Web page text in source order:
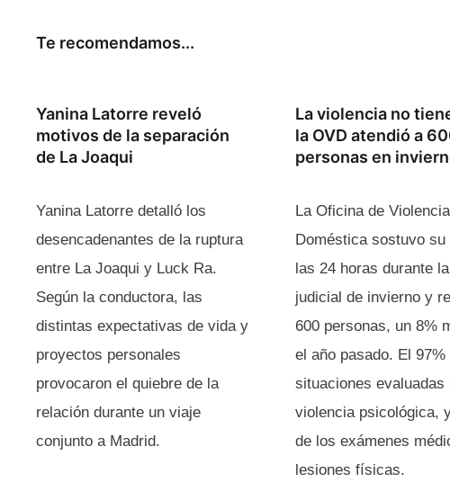
Te recomendamos...​
Yanina Latorre reveló
motivos de la separación
de La Joaqui
Yanina Latorre detalló los
desencadenantes de la ruptura
entre La Joaqui y Luck Ra.
Según la conductora, las
distintas expectativas de vida y
proyectos personales
provocaron el quiebre de la
relación durante un viaje
conjunto a Madrid.
La violencia no
la OVD atendió a
personas en
La Oficina de Violencia
Doméstica sostuvo su
las 24 horas durante
judicial de invierno y
600 personas, un 8%
el año pasado. El 97%
situaciones evaluadas
violencia psicológica,
de los exámenes
lesiones físicas.